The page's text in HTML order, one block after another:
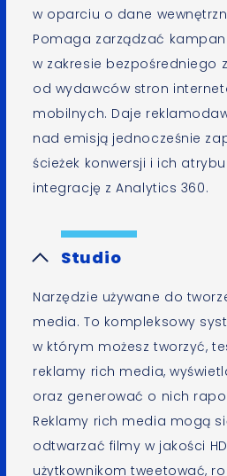
w oparciu o dane
Pomaga zarządzać
w zakresie bezpośredniego
od wydawców stron
mobilnych. Daje
nad emisją jednocześnie
ścieżek konwersji i ich
integrację z Analytics 360.
Studio
Narzędzie używane do
media. To kompleksowy
w którym możesz tworzyć,
reklamy rich media,
oraz generować o nich
Reklamy rich media mogą
odtwarzać filmy w jakości
użytkownikom tweetować,